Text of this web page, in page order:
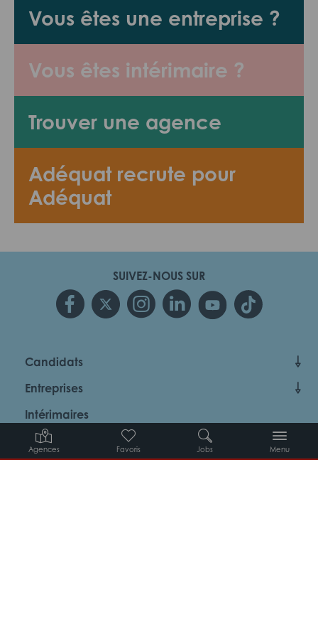
Agences Favoris Jobs Menu
Vous êtes une entreprise ?
Vous êtes intérimaire ?
Trouver une agence
Adéquat recrute pour
Adéquat
SUIVEZ-NOUS SUR
Candidats
Entreprises
Intérimaires
À propos d’Adéquat